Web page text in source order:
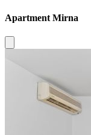
Apartment Mirna
Close modal